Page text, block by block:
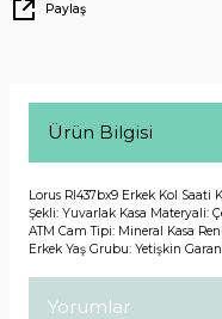
Paylaş
Ürün Bilgisi
Lorus Rl437bx9 Erkek Kol Saati
Şekli: Yuvarlak Kasa Materyali:
ATM Cam Tipi: Mineral Kasa
Erkek Yaş Grubu: Yetişkin
Yorumlar